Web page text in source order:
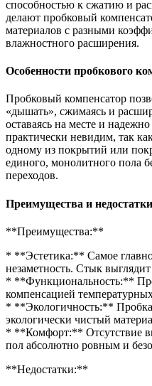
способностью к сжатию и
делают пробковый
материалов с разными
влажностного расширения.
Особенности пробкового
Пробковый компенсатор
«дышать», сжимаясь и
оставаясь на месте и
практически невидим, так
одному из покрытий или
единого, монолитного пола
переходов.
Преимущества и
**Преимущества:**
* **Эстетика:** Самое
незаметность. Стык
* **Функциональность:**
компенсацией
* **Экологичность:**
экологически чистый
* **Комфорт:** Отсутствие
пол абсолютно ровным и
**Недостатки:**